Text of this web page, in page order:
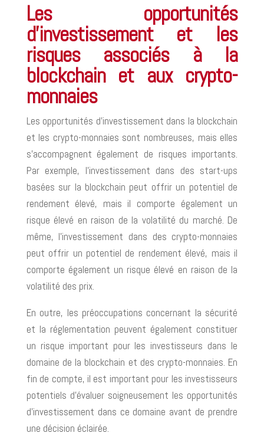
Les opportunités
d’investissement et les
risques associés à la
blockchain et aux crypto-
monnaies
Les opportunités d’investissement dans la blockchain
et les crypto-monnaies sont nombreuses, mais elles
s’accompagnent également de risques importants.
Par exemple, l’investissement dans des start-ups
basées sur la blockchain peut offrir un potentiel de
rendement élevé, mais il comporte également un
risque élevé en raison de la volatilité du marché. De
même, l’investissement dans des crypto-monnaies
peut offrir un potentiel de rendement élevé, mais il
comporte également un risque élevé en raison de la
volatilité des prix.
En outre, les préoccupations concernant la sécurité
et la réglementation peuvent également constituer
un risque important pour les investisseurs dans le
domaine de la blockchain et des crypto-monnaies. En
fin de compte, il est important pour les investisseurs
potentiels d’évaluer soigneusement les opportunités
d’investissement dans ce domaine avant de prendre
une décision éclairée.